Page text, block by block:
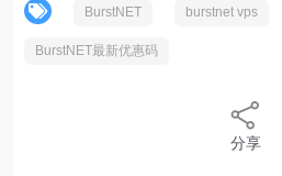
BurstNET burstnet vps
BurstNET最新优惠码
分享